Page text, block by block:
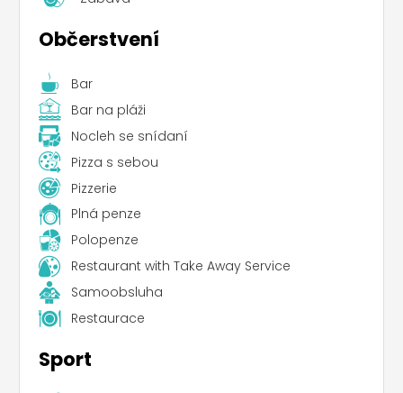
Občerstvení
Bar
Bar na pláži
Nocleh se snídaní
Pizza s sebou
Pizzerie
Plná penze
Polopenze
Restaurant with Take Away Service
Samoobsluha
Restaurace
Sport